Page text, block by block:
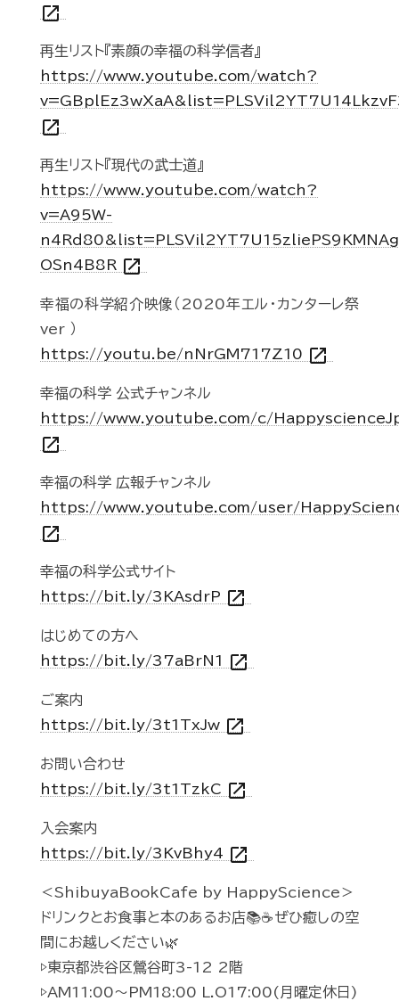
open_in_new
再生リスト『素顔の幸福の科学信者』
https://www.youtube.com/watch?
open_in_new
再生リスト『現代の武士道』
https://www.youtube.com/watch?
v=A95W-
OSn4B8R open_in_new
幸福の科学紹介映像（2020年エル・カンターレ祭
ver ）
https://youtu.be/nNrGM717Z10 open_in_new
幸福の科学 公式チャンネル
https://www.youtube.com/c/
open_in_new
幸福の科学 広報チャンネル
https://www.youtube.com/user/
open_in_new
幸福の科学公式サイト
https://bit.ly/3KAsdrP open_in_new
はじめての方へ
https://bit.ly/37aBrN1 open_in_new
ご案内
https://bit.ly/3t1TxJw open_in_new
お問い合わせ
https://bit.ly/3t1TzkC open_in_new
入会案内
https://bit.ly/3KvBhy4 open_in_new
＜ShibuyaBookCafe by HappyScience＞
ドリンクとお食事と本のあるお店📚☕️ぜひ癒しの空
間にお越しください🌿
▷東京都渋谷区鶯谷町3-12 2階
▷AM11:00〜PM18:00 L.O17:00(月曜定休日)